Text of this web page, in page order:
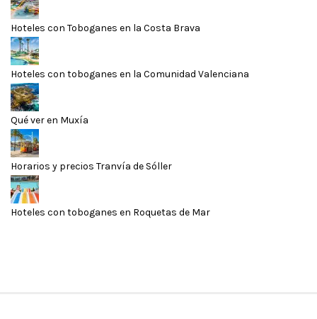
Hoteles con Toboganes en la Costa Brava
Hoteles con toboganes en la Comunidad Valenciana
Qué ver en Muxía
Horarios y precios Tranvía de Sóller
Hoteles con toboganes en Roquetas de Mar